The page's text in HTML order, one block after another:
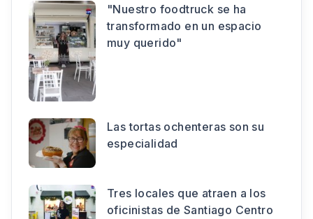
"Nuestro foodtruck se ha
transformado en un espacio
muy querido"
Las tortas ochenteras son su
especialidad
Tres locales que atraen a los
oficinistas de Santiago Centro